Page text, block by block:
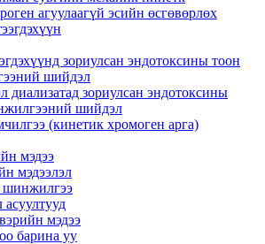
агуулаагүй эсийн өсгөвөрлөх
зориулсан эндотоксины тоон
шийдэл
диализатад зориулсан эндотоксины
шийдэл
(кинетик хромоген арга)
мэдээ
мэдээлэл
асуултууд
мэдээ
барина уу